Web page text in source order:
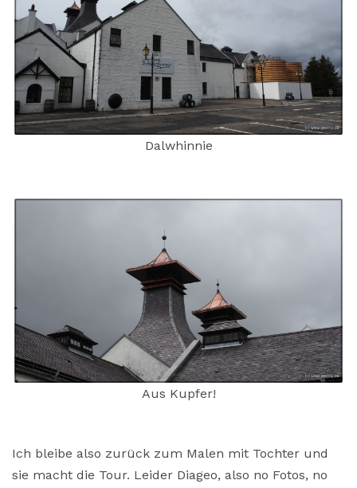
Dalwhinnie
Aus Kupfer!
Ich bleibe also zurück zum Malen mit Tochter und
sie macht die Tour. Leider Diageo, also no Fotos, no